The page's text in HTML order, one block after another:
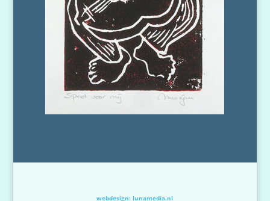
webdesign: lunamedia.nl